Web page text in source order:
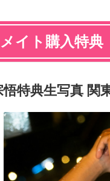
イト購入特典
悟特典生写真 関